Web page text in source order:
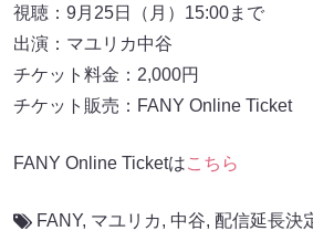
視聴：9月25日（月）15:00まで
出演：マユリカ中谷
チケット料金：2,000円
チケット販売：FANY Online Ticket
FANY Online Ticketはこちら
FANY, マユリカ, 中谷, 配信延長決